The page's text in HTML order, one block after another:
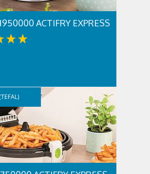
ACTIFRY EXPRESS